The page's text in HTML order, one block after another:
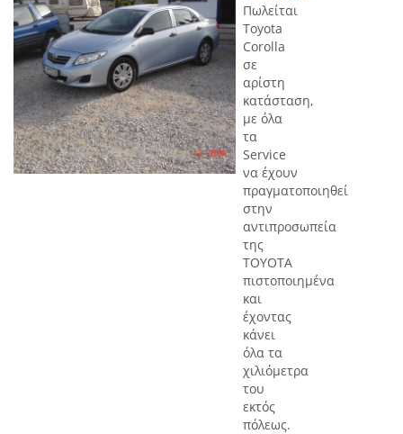
Πωλείται
Toyota
Corolla
σε
αρίστη
κατάσταση,
με όλα
τα
Service
να έχουν
πραγματοποιηθεί
στην
αντιπροσωπεία
της
TOYOTA
πιστοποιημένα
και
έχοντας
κάνει
όλα τα
χιλιόμετρα
του
εκτός
πόλεως.